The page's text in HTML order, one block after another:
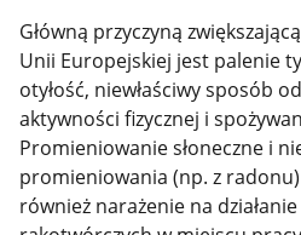
Główną przyczyną
Unii Europejskiej jest palenie
otyłość, niewłaściwy sposób
aktywności fizycznej i
Promieniowanie słoneczne i
promieniowania (np. z
również narażenie na